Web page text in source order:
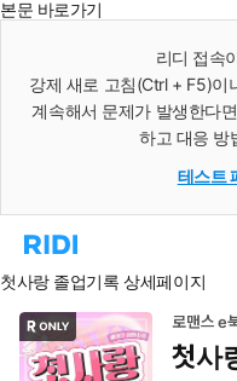
본문 바로가기
리디 접속
강제 새로 고침(Ctrl + F5)이
계속해서 문제가 발생한다
하고 대응 방
테스트
리
홈
로
이
동
첫사랑 졸업기록 상세페이지
로맨스 e
첫사